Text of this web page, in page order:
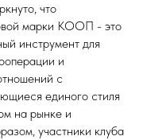
что
марки КООП - это
инструмент для
и
с
единого стиля
на рынке и
участники клуба